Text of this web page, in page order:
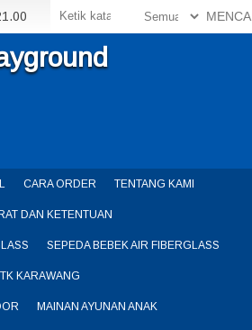
CARA ORDER TENTANG KAMI
DAN KETENTUAN
SEPEDA BEBEK AIR FIBERGLASS
KARAWANG
MAINAN AYUNAN ANAK